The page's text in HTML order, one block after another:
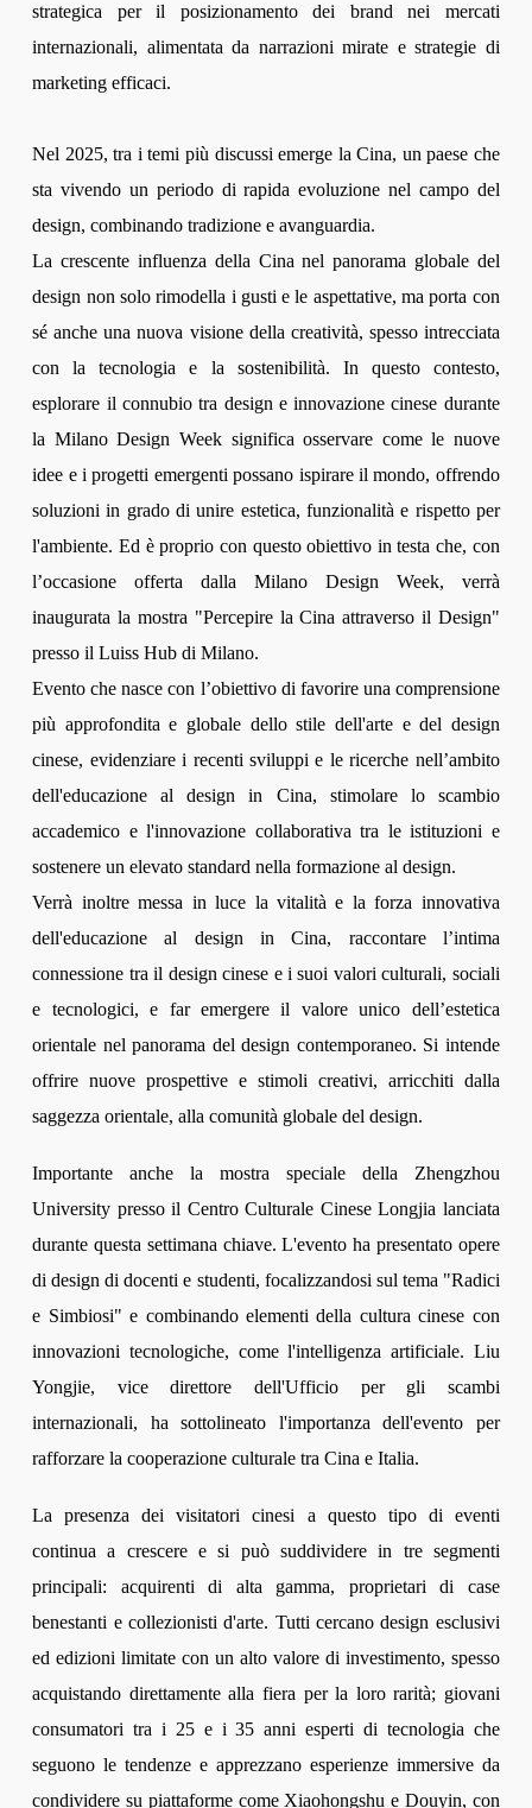
strategica per il posizionamento dei brand nei mercati
internazionali, alimentata da narrazioni mirate e strategie di
marketing efficaci.
Nel 2025, tra i temi più discussi emerge la Cina, un paese che
sta vivendo un periodo di rapida evoluzione nel campo del
design, combinando tradizione e avanguardia.
La crescente influenza della Cina nel panorama globale del
design non solo rimodella i gusti e le aspettative, ma porta con
sé anche una nuova visione della creatività, spesso intrecciata
con la tecnologia e la sostenibilità. In questo contesto,
esplorare il connubio tra design e innovazione cinese durante
la Milano Design Week significa osservare come le nuove
idee e i progetti emergenti possano ispirare il mondo, offrendo
soluzioni in grado di unire estetica, funzionalità e rispetto per
l'ambiente. Ed è proprio con questo obiettivo in testa che, con
l’occasione offerta dalla Milano Design Week, verrà
inaugurata la mostra "Percepire la Cina attraverso il Design"
presso il Luiss Hub di Milano.
Evento che nasce con l’obiettivo di favorire una comprensione
più approfondita e globale dello stile dell'arte e del design
cinese, evidenziare i recenti sviluppi e le ricerche nell’ambito
dell'educazione al design in Cina, stimolare lo scambio
accademico e l'innovazione collaborativa tra le istituzioni e
sostenere un elevato standard nella formazione al design.
Verrà inoltre messa in luce la vitalità e la forza innovativa
dell'educazione al design in Cina, raccontare l’intima
connessione tra il design cinese e i suoi valori culturali, sociali
e tecnologici, e far emergere il valore unico dell’estetica
orientale nel panorama del design contemporaneo. Si intende
offrire nuove prospettive e stimoli creativi, arricchiti dalla
saggezza orientale, alla comunità globale del design.
Importante anche la mostra speciale della Zhengzhou
University presso il Centro Culturale Cinese Longjia lanciata
durante questa settimana chiave. L'evento ha presentato opere
di design di docenti e studenti, focalizzandosi sul tema "Radici
e Simbiosi" e combinando elementi della cultura cinese con
innovazioni tecnologiche, come l'intelligenza artificiale. Liu
Yongjie, vice direttore dell'Ufficio per gli scambi
internazionali, ha sottolineato l'importanza dell'evento per
rafforzare la cooperazione culturale tra Cina e Italia.
La presenza dei visitatori cinesi a questo tipo di eventi
continua a crescere e si può suddividere in tre segmenti
principali: acquirenti di alta gamma, proprietari di case
benestanti e collezionisti d'arte. Tutti cercano design esclusivi
ed edizioni limitate con un alto valore di investimento, spesso
acquistando direttamente alla fiera per la loro rarità; giovani
consumatori tra i 25 e i 35 anni esperti di tecnologia che
seguono le tendenze e apprezzano esperienze immersive da
condividere su piattaforme come Xiaohongshu e Douyin, con